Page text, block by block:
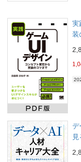
実
装
デ